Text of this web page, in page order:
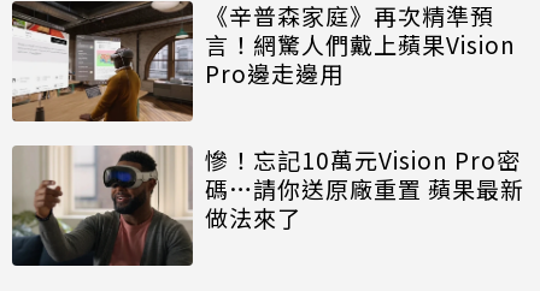
《辛普森家庭》再次精準預
言！網驚人們戴上蘋果Vision
Pro邊走邊用
慘！忘記10萬元Vision Pro密
碼…請你送原廠重置 蘋果最新
做法來了